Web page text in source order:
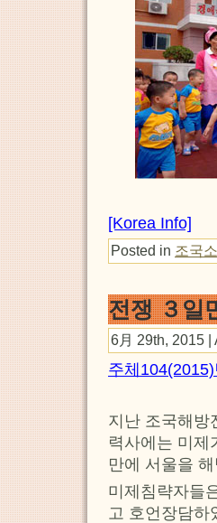
[Korea Info]
Posted in 조국
전쟁 ３일
6月 29th, 2015 |
주체
지난 조국해방
력사에는 미제
만에 서울을
미제침략자들
고 호언장담